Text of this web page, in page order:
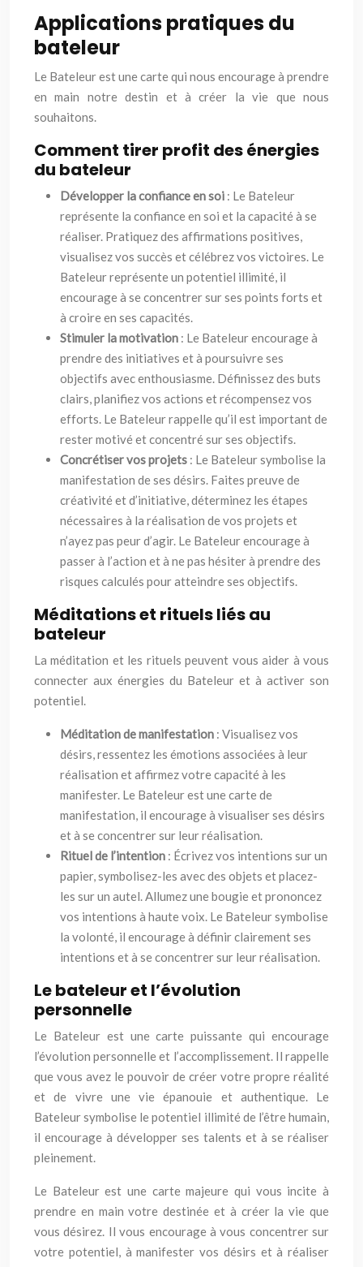
Applications pratiques du
bateleur
Le Bateleur est une carte qui nous encourage à prendre
en main notre destin et à créer la vie que nous
souhaitons.
Comment tirer profit des énergies
du bateleur
Développer la confiance en soi : Le Bateleur
représente la confiance en soi et la capacité à se
réaliser. Pratiquez des affirmations positives,
visualisez vos succès et célébrez vos victoires. Le
Bateleur représente un potentiel illimité, il
encourage à se concentrer sur ses points forts et
à croire en ses capacités.
Stimuler la motivation : Le Bateleur encourage à
prendre des initiatives et à poursuivre ses
objectifs avec enthousiasme. Définissez des buts
clairs, planifiez vos actions et récompensez vos
efforts. Le Bateleur rappelle qu’il est important de
rester motivé et concentré sur ses objectifs.
Concrétiser vos projets : Le Bateleur symbolise la
manifestation de ses désirs. Faites preuve de
créativité et d’initiative, déterminez les étapes
nécessaires à la réalisation de vos projets et
n’ayez pas peur d’agir. Le Bateleur encourage à
passer à l’action et à ne pas hésiter à prendre des
risques calculés pour atteindre ses objectifs.
Méditations et rituels liés au
bateleur
La méditation et les rituels peuvent vous aider à vous
connecter aux énergies du Bateleur et à activer son
potentiel.
Méditation de manifestation : Visualisez vos
désirs, ressentez les émotions associées à leur
réalisation et affirmez votre capacité à les
manifester. Le Bateleur est une carte de
manifestation, il encourage à visualiser ses désirs
et à se concentrer sur leur réalisation.
Rituel de l’intention : Écrivez vos intentions sur un
papier, symbolisez-les avec des objets et placez-
les sur un autel. Allumez une bougie et prononcez
vos intentions à haute voix. Le Bateleur symbolise
la volonté, il encourage à définir clairement ses
intentions et à se concentrer sur leur réalisation.
Le bateleur et l’évolution
personnelle
Le Bateleur est une carte puissante qui encourage
l’évolution personnelle et l’accomplissement. Il rappelle
que vous avez le pouvoir de créer votre propre réalité
et de vivre une vie épanouie et authentique. Le
Bateleur symbolise le potentiel illimité de l’être humain,
il encourage à développer ses talents et à se réaliser
pleinement.
Le Bateleur est une carte majeure qui vous incite à
prendre en main votre destinée et à créer la vie que
vous désirez. Il vous encourage à vous concentrer sur
votre potentiel, à manifester vos désirs et à réaliser